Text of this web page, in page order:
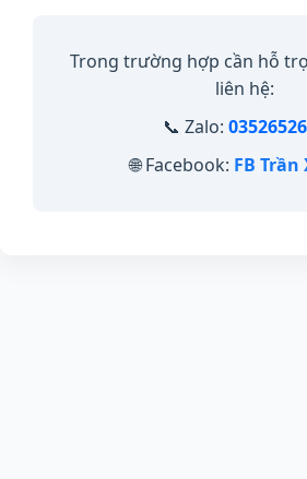
Trong trường hợp cần hỗ
liên hệ:
📞 Zalo:
🌐 Facebook: FB Trần